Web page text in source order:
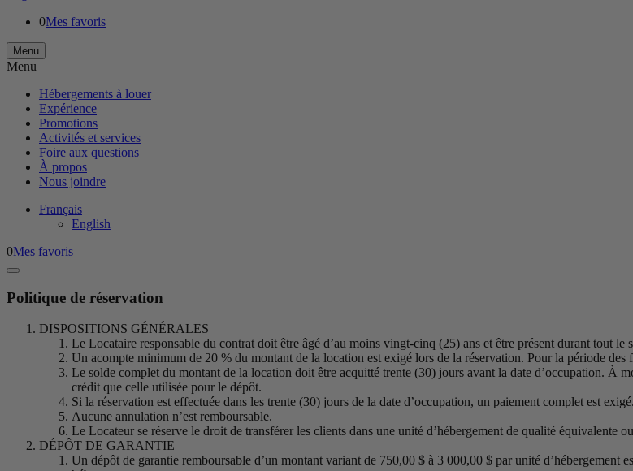
0Mes favoris
Menu
Menu
Hébergements à louer
Expérience
Promotions
Activités et services
Foire aux questions
À propos
Nous joindre
Français
English
0Mes favoris
Politique de réservation
DISPOSITIONS GÉNÉRALES
Le Locataire responsable du contrat doit être âgé d’au moins vingt-cinq (25) ans et être présent durant tout le
Un acompte minimum de 20 % du montant de la location est exigé lors de la réservation. Pour la période des
Le solde complet du montant de la location doit être acquitté trente (30) jours avant la date d’occupation. À
crédit que celle utilisée pour le dépôt.
Si la réservation est effectuée dans les trente (30) jours de la date d’occupation, un paiement complet est exigé.
Aucune annulation n’est remboursable.
Le Locateur se réserve le droit de transférer les clients dans une unité d’hébergement de qualité équivalente
DÉPÔT DE GARANTIE
Un dépôt de garantie remboursable d’un montant variant de 750,00 $ à 3 000,00 $ par unité